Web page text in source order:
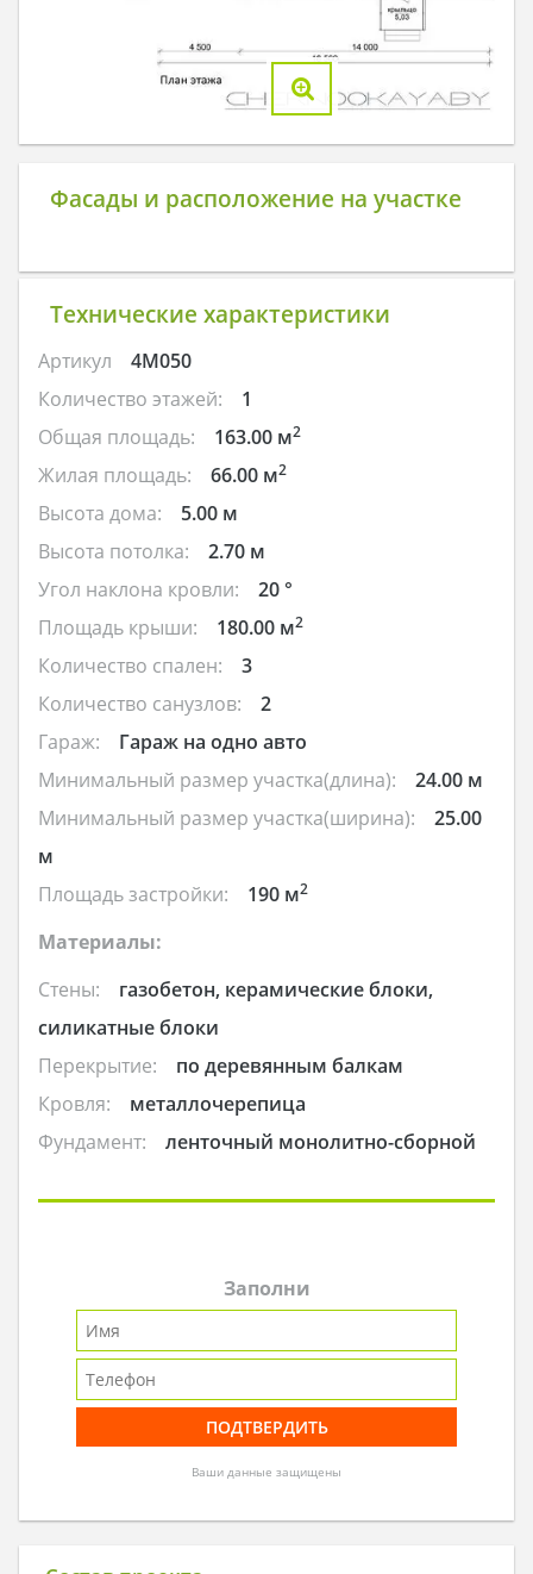
Фасады и расположение на участке
Технические характеристики
Артикул
4M050
Количество этажей:
1
Общая площадь:
163.00 м2
Жилая площадь: 66.00 м2
Высота дома:
5.00 м
Высота потолка:
2.70 м
Угол наклона кровли:
20 °
Площадь крыши:
180.00 м2
Количество спален:
3
Количество санузлов:
2
Гараж:
Гараж на одно авто
Минимальный размер участка(длина):
24.00 м
Минимальный размер участка(ширина):
25.00
м
Площадь застройки:
190 м2
Материалы:
Стены:
газобетон, керамические блоки,
силикатные блоки
Перекрытие:
по деревянным балкам
Кровля:
металлочерепица
Фундамент:
ленточный монолитно-сборной
Заполни
Ваши данные защищены